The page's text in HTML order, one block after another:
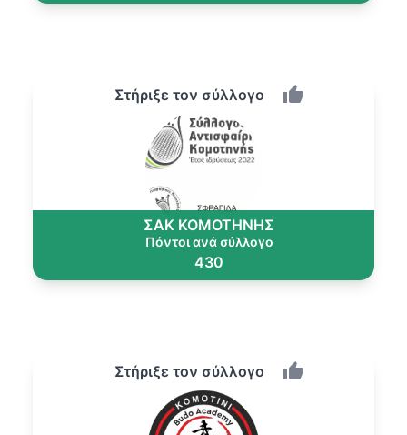
Στήριξε τον σύλλογο
ΣΑΚ ΚΟΜΟΤΗΝΗΣ
Πόντοι ανά σύλλογο
430
Στήριξε τον σύλλογο